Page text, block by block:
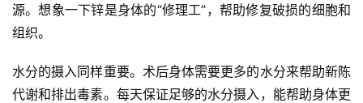
源。想象一下锌是身体的“修理工”，帮助修复破损的细胞和
组织。
水分的摄入同样重要。术后身体需要更多的水分来帮助新陈
代谢和排出毒素。每天保证足够的水分摄入，能帮助身体更